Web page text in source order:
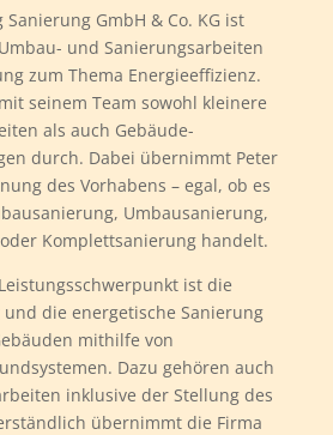
Sanierung GmbH & Co. KG ist
und Sanierungsarbeiten
zum Thema Energieeffizienz.
seinem Team sowohl kleinere
als auch Gebäude-
durch. Dabei übernimmt Peter
des Vorhabens – egal, ob es
Umbausanierung,
Komplettsanierung handelt.
ist die
die energetische Sanierung
mithilfe von
Dazu gehören auch
inklusive der Stellung des
übernimmt die Firma